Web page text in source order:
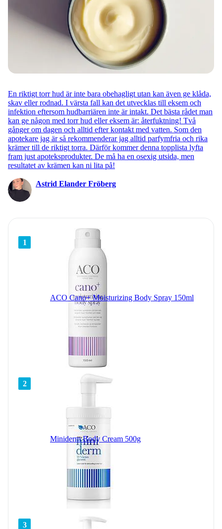
En riktigt torr hud är inte bara obehagligt utan kan även ge klåda,
skav eller rodnad. I värsta fall kan det utvecklas till eksem och
infektion eftersom hudbarriären inte är intakt. Det bästa rådet man
kan ge någon med torr hud eller eksem är: återfuktning! Två
gånger om dagen och alltid efter kontakt med vatten. Som den
apotekare jag är så rekommenderar jag alltid parfymfria och rika
krämer till de riktigt torra. Därför kommer denna topplista lyfta
fram just apoteksprodukter. De må ha en osexig utsida, men
resultatet av krämen kan ni lita på!
Astrid Elander Fröberg
1
ACO Cano+ Moisturizing Body Spray 150ml
2
Miniderm Body Cream 500g
3